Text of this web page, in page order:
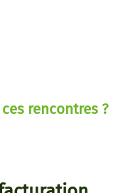
rencontres ?